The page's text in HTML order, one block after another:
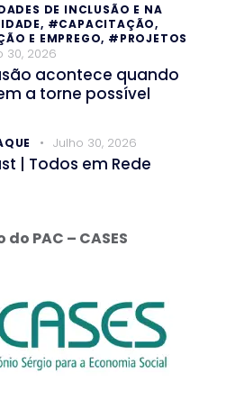
DE INCLUSÃO E NA
#CAPACITAÇÃO,
E EMPREGO, #PROJETOS
30, 2026
acontece quando
a torne possível
Julho 30, 2026
| Todos em Rede
PAC – CASES